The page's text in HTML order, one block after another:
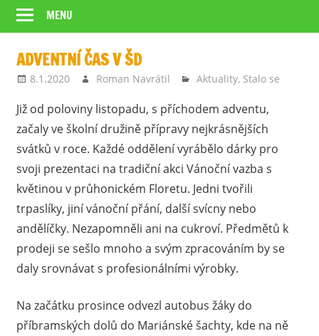
MENU
ADVENTNÍ ČAS V ŠD
8.1.2020 Roman Navrátil Aktuality, Stalo se
Již od poloviny listopadu, s příchodem adventu,
začaly ve školní družině přípravy nejkrásnějších
svátků v roce. Každé oddělení vyrábělo dárky pro
svoji prezentaci na tradiční akci Vánoční vazba s
květinou v průhonickém Floretu. Jedni tvořili
trpaslíky, jiní vánoční přání, další svícny nebo
andělíčky. Nezapomněli ani na cukroví. Předmětů k
prodeji se sešlo mnoho a svým zpracováním by se
daly srovnávat s profesionálními výrobky.
Na začátku prosince odvezl autobus žáky do
příbramských dolů do Mariánské šachty, kde na ně